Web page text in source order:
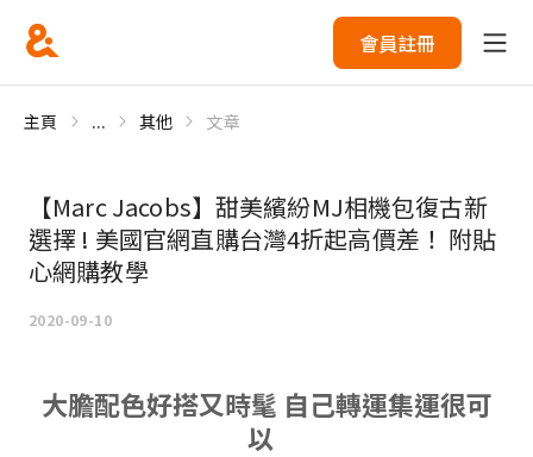
會員註冊
主頁 ... 其他 文章
【Marc Jacobs】甜美繽紛MJ相機包復古新
選擇 ! 美國官網直購台灣4折起高價差！ 附貼
心網購教學
2020-09-10
大膽配色好搭又時髦 自己轉運集運很可
以